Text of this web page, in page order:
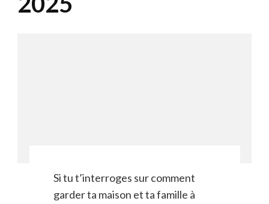
Si tu t’interroges sur comment
garder ta maison et ta famille à